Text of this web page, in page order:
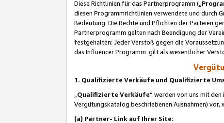
Diese Richtlinien für das Partnerprogramm („
diesen Programmrichtlinien verwendete und durch
Bedeutung. Die Rechte und Pflichten der Parteien
Partnerprogramm gelten nach Beendigung der
festgehalten: Jeder Verstoß gegen die
das Influencer Programm gilt als wesentlicher
1. Qualifizierte Verkäufe und Qualifizierte
Qualifizierte Verkäufe“ werden von uns mit
Vergütungskatalog beschriebenen Ausnahmen) vor,
(a) Partner- Link auf Ihrer Site: